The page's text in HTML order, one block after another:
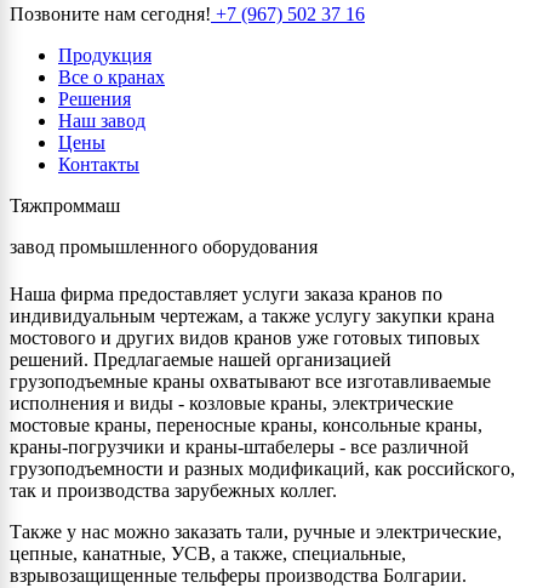
Позвоните нам сегодня! +7 (967) 502 37 16
Продукция
Все о кранах
Решения
Наш завод
Цены
Контакты
Тяжпроммаш
завод промышленного оборудования
Наша фирма предоставляет услуги заказа кранов по
индивидуальным чертежам, а также услугу закупки крана
мостового и других видов кранов уже готовых типовых
решений. Предлагаемые нашей организацией
грузоподъемные краны охватывают все изготавливаемые
исполнения и виды - козловые краны, электрические
мостовые краны, переносные краны, консольные краны,
краны-погрузчики и краны-штабелеры - все различной
грузоподъемности и разных модификаций, как российского,
так и производства зарубежных коллег.
Также у нас можно заказать тали, ручные и электрические,
цепные, канатные, УСВ, а также, специальные,
взрывозащищенные тельферы производства Болгарии.